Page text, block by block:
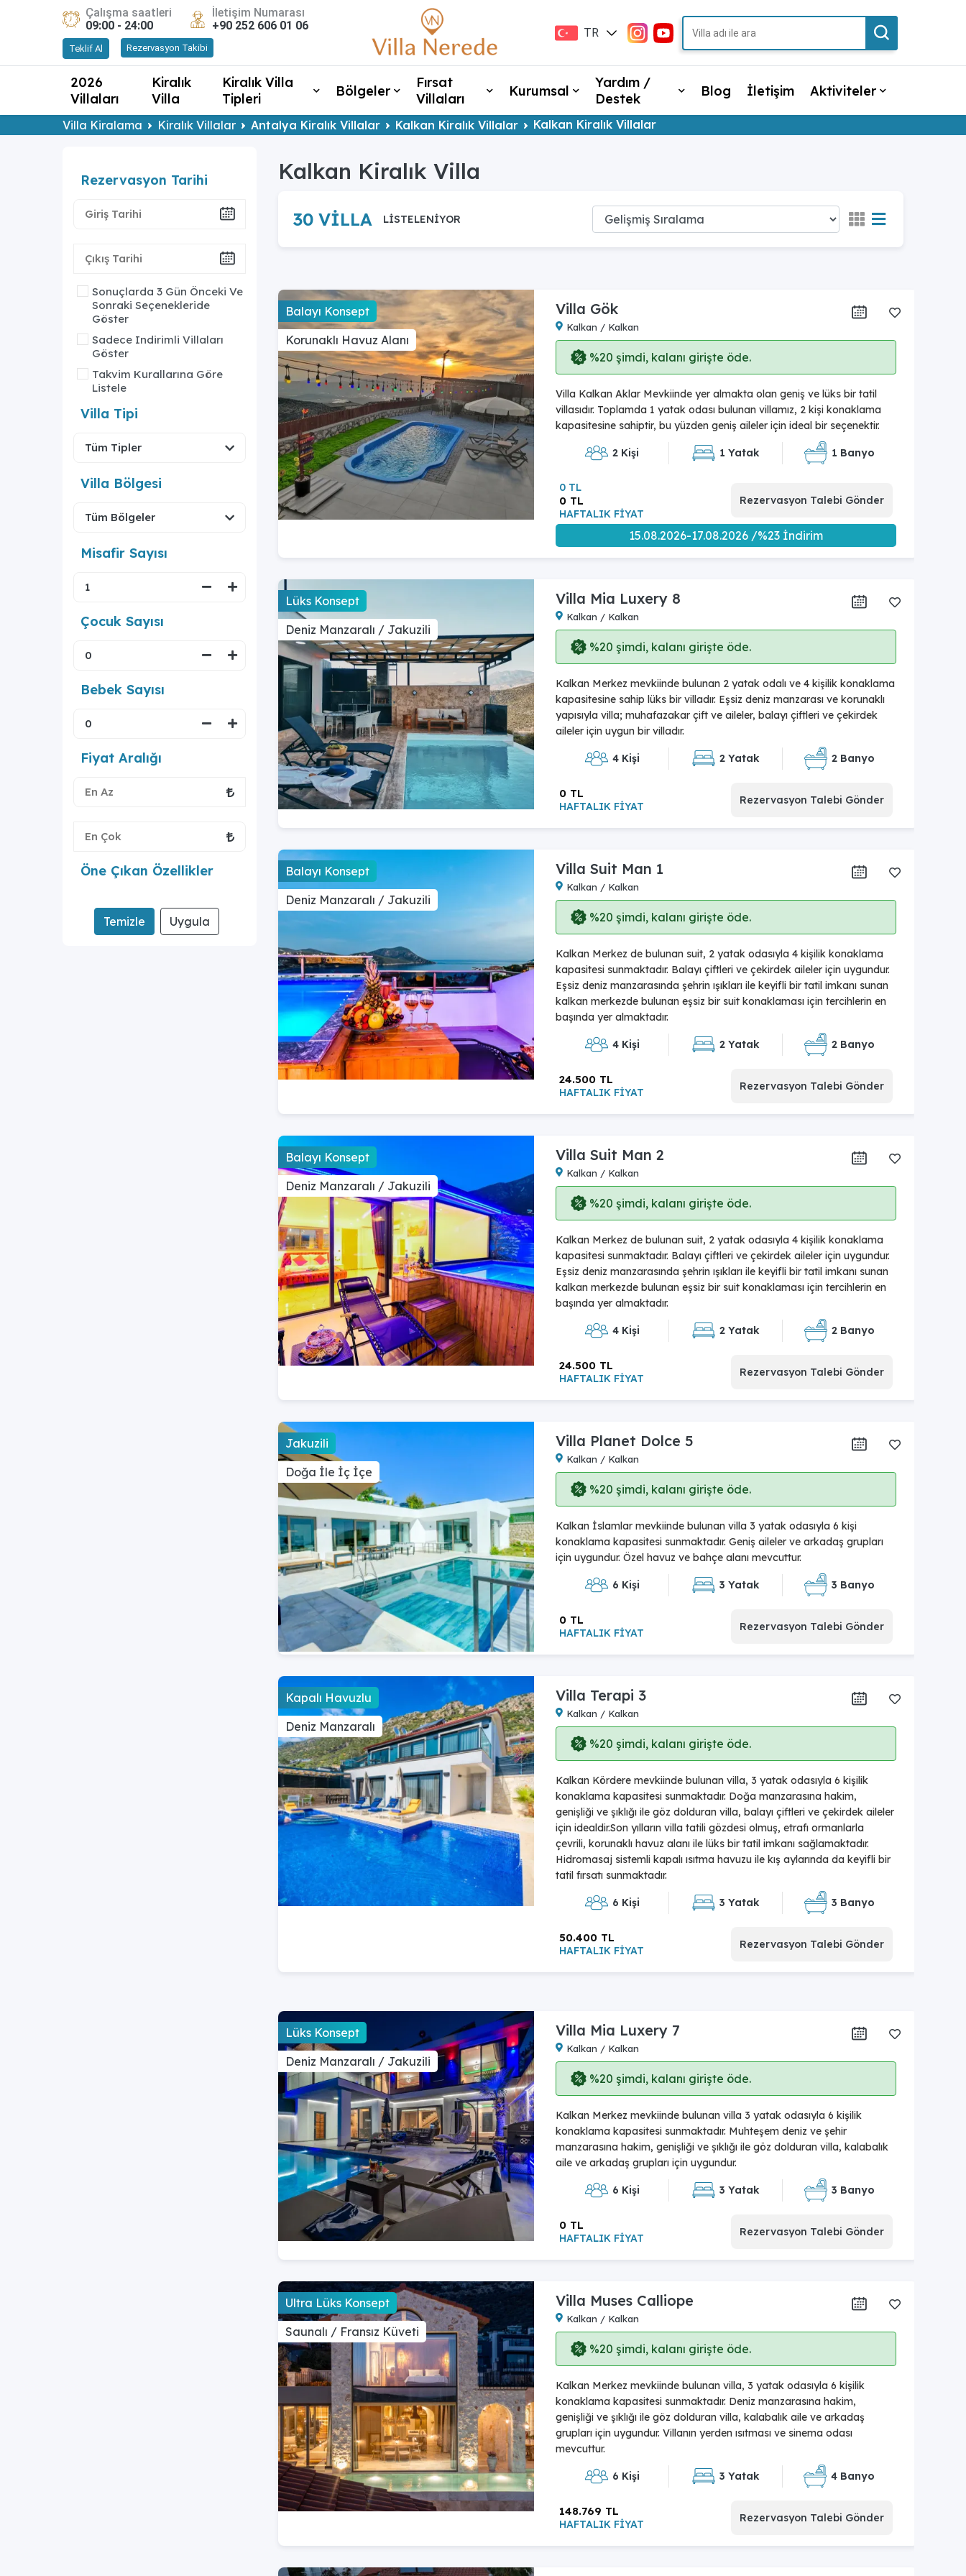
Çalışma saatleri
09:00 - 24:00
İletişim Numarası
+90 252 606 01 06
Teklif Al Rezervasyon Takibi
TR
EN
2026
Villaları
Kiralık
Villa
Kiralık Villa
Tipleri
Bölgeler
Fırsat
Villaları
Kurumsal
Yardım /
Destek
Blog İletişim Aktiviteler
Villa Kiralama Kiralık Villalar Antalya Kiralık Villalar Kalkan Kiralık Villalar Kalkan Kiralık Villalar
Rezervasyon Tarihi
Sonuçlarda 3 Gün Önceki Ve
Sonraki Seçenekleride
Göster
Sadece Indirimli Villaları
Göster
Takvim Kurallarına Göre
Listele
Villa Tipi
Villa Bölgesi
Misafir Sayısı
Çocuk Sayısı
Bebek Sayısı
Fiyat Aralığı
Öne Çıkan Özellikler
Temizle Uygula
Kalkan Kiralık Villa
30 VİLLA LİSTELENİYOR
Balayı Konsept
Korunaklı Havuz Alanı
Villa Gök
Kalkan / Kalkan
%20 şimdi, kalanı girişte öde.
Villa Kalkan Aklar Mevkiinde yer almakta olan geniş ve lüks bir tatil
villasıdır. Toplamda 1 yatak odası bulunan villamız, 2 kişi konaklama
kapasitesine sahiptir, bu yüzden geniş aileler için ideal bir seçenektir.
2 Kişi 1 Yatak 1 Banyo
HAFTALIK FİYAT
0 TL
0 TL
Rezervasyon Talebi Gönder
15.08.2026-17.08.2026 /%23 İndirim
Lüks Konsept
Deniz Manzaralı / Jakuzili
Villa Mia Luxery 8
Kalkan / Kalkan
%20 şimdi, kalanı girişte öde.
Kalkan Merkez mevkiinde bulunan 2 yatak odalı ve 4 kişilik konaklama
kapasitesine sahip lüks bir villadır. Eşsiz deniz manzarası ve korunaklı
yapısıyla villa; muhafazakar çift ve aileler, balayı çiftleri ve çekirdek
aileler için uygun bir villadır.
4 Kişi 2 Yatak 2 Banyo
HAFTALIK FİYAT
0 TL Rezervasyon Talebi Gönder
Balayı Konsept
Deniz Manzaralı / Jakuzili
Villa Suit Man 1
Kalkan / Kalkan
%20 şimdi, kalanı girişte öde.
Kalkan Merkez de bulunan suit, 2 yatak odasıyla 4 kişilik konaklama
kapasitesi sunmaktadır. Balayı çiftleri ve çekirdek aileler için uygundur.
Eşsiz deniz manzarasında şehrin ışıkları ile keyifli bir tatil imkanı sunan
kalkan merkezde bulunan eşsiz bir suit konaklaması için tercihlerin en
başında yer almaktadır.
4 Kişi 2 Yatak 2 Banyo
HAFTALIK FİYAT
24.500 TL Rezervasyon Talebi Gönder
Balayı Konsept
Deniz Manzaralı / Jakuzili
Villa Suit Man 2
Kalkan / Kalkan
%20 şimdi, kalanı girişte öde.
Kalkan Merkez de bulunan suit, 2 yatak odasıyla 4 kişilik konaklama
kapasitesi sunmaktadır. Balayı çiftleri ve çekirdek aileler için uygundur.
Eşsiz deniz manzarasında şehrin ışıkları ile keyifli bir tatil imkanı sunan
kalkan merkezde bulunan eşsiz bir suit konaklaması için tercihlerin en
başında yer almaktadır.
4 Kişi 2 Yatak 2 Banyo
HAFTALIK FİYAT
24.500 TL Rezervasyon Talebi Gönder
Jakuzili
Doğa İle İç İçe
Villa Planet Dolce 5
Kalkan / Kalkan
%20 şimdi, kalanı girişte öde.
Kalkan İslamlar mevkiinde bulunan villa 3 yatak odasıyla 6 kişi
konaklama kapasitesi sunmaktadır. Geniş aileler ve arkadaş grupları
için uygundur. Özel havuz ve bahçe alanı mevcuttur.
6 Kişi 3 Yatak 3 Banyo
HAFTALIK FİYAT
0 TL Rezervasyon Talebi Gönder
Kapalı Havuzlu
Deniz Manzaralı
Villa Terapi 3
Kalkan / Kalkan
%20 şimdi, kalanı girişte öde.
Kalkan Kördere mevkiinde bulunan villa, 3 yatak odasıyla 6 kişilik
konaklama kapasitesi sunmaktadır. Doğa manzarasına hakim,
genişliği ve şıklığı ile göz dolduran villa, balayı çiftleri ve çekirdek aileler
için idealdir.Son yılların villa tatili gözdesi olmuş, etrafı ormanlarla
çevrili, korunaklı havuz alanı ile lüks bir tatil imkanı sağlamaktadır.
Hidromasaj sistemli kapalı ısıtma havuzu ile kış aylarında da keyifli bir
tatil fırsatı sunmaktadır.
6 Kişi 3 Yatak 3 Banyo
HAFTALIK FİYAT
50.400 TL Rezervasyon Talebi Gönder
Lüks Konsept
Deniz Manzaralı / Jakuzili
Villa Mia Luxery 7
Kalkan / Kalkan
%20 şimdi, kalanı girişte öde.
Kalkan Merkez mevkiinde bulunan villa 3 yatak odasıyla 6 kişilik
konaklama kapasitesi sunmaktadır. Muhteşem deniz ve şehir
manzarasına hakim, genişliği ve şıklığı ile göz dolduran villa, kalabalık
aile ve arkadaş grupları için uygundur.
6 Kişi 3 Yatak 3 Banyo
HAFTALIK FİYAT
0 TL Rezervasyon Talebi Gönder
Ultra Lüks Konsept
Saunalı / Fransız Küveti
Villa Muses Calliope
Kalkan / Kalkan
%20 şimdi, kalanı girişte öde.
Kalkan Merkez mevkiinde bulunan villa, 3 yatak odasıyla 6 kişilik
konaklama kapasitesi sunmaktadır. Deniz manzarasına hakim,
genişliği ve şıklığı ile göz dolduran villa, kalabalık aile ve arkadaş
grupları için uygundur. Villanın yerden ısıtması ve sinema odası
mevcuttur.
6 Kişi 3 Yatak 4 Banyo
HAFTALIK FİYAT
148.769 TL Rezervasyon Talebi Gönder